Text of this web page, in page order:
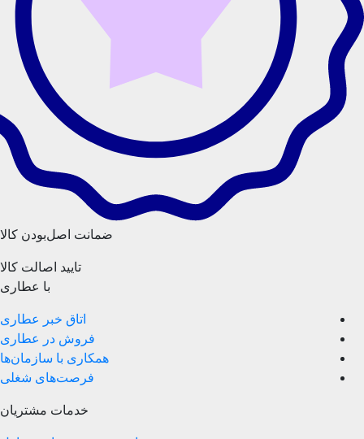
ضمانت اصل‌بودن کالا
تایید اصالت کالا
اتاق خبر عطاری
فروش در عطاری
همکاری با سازمان‌ها
فرصت‌های شغلی
خدمات مشتریان